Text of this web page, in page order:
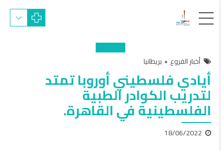
أخبار الفروع بريطانيا
أيادي فلسطيني أوروبا تمتد
لتدريب الكوادر الطبية
الفلسطينية في القاهرة.
18/06/2022